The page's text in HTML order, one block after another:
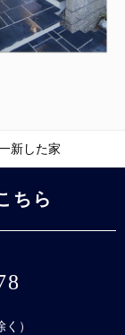
新した家
ちら
）